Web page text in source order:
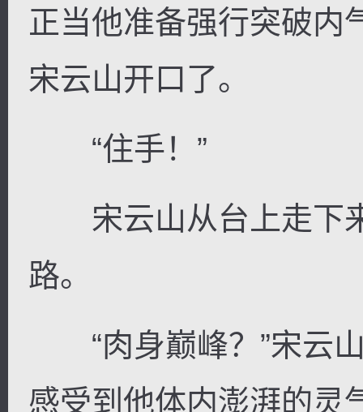
正当他准备强行突破内
宋云山开口了。
“住手！”
宋云山从台上走下
路。
“肉身巅峰？”宋云山
感受到他体内澎湃的灵